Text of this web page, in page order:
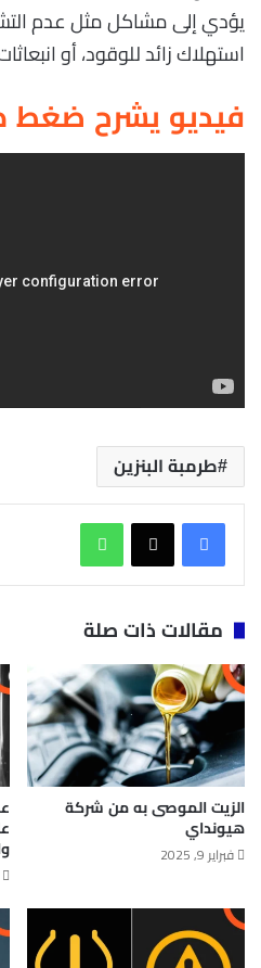
يؤدي إلى مشاكل مثل عدم
استهلاك زائد للوقود، أو
فيديو يشرح ضغط
طرمبة البنزين
مقالات ذات صلة
الزيت الموصى به من شركة
هيونداي
فبراير 9, 2025